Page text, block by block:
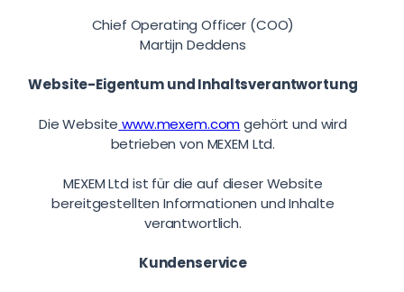
Chief Operating Officer (COO)
Martijn Deddens
Website-Eigentum und Inhaltsverantwortung
Die Website www.mexem.comgehört und wird
betrieben von MEXEM Ltd.
MEXEM Ltd ist für die auf dieser Website
bereitgestellten Informationen und Inhalte
verantwortlich.
Kundenservice